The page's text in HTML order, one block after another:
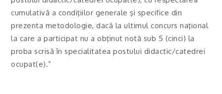
cumulativă a condiţiilor generale şi specifice din
prezenta metodologie, dacă la ultimul concurs naţional
la care a participat nu a obţinut notă sub 5 (cinci) la
proba scrisă în specialitatea postului didactic/catedrei
ocupat(e).”